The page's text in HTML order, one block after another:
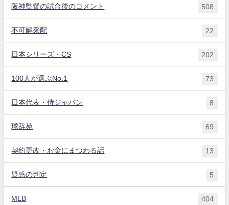
阪神監督の試合後のコメント 508
不可解采配 22
日本シリーズ・CS 202
100人が選ぶNo.1 73
日本代表・侍ジャパン 8
球辞苑 69
契約更改・お金にまつわる話 13
疑惑の判定 5
MLB 404